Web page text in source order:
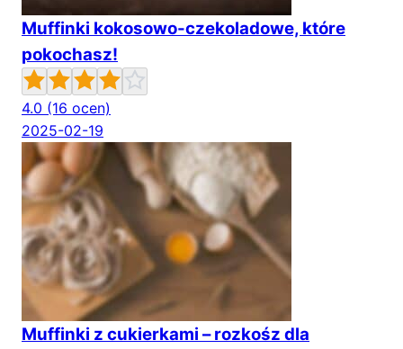
Muffinki kokosowo-czekoladowe, które
pokochasz!
4.0 (16 ocen)
2025-02-19
Muffinki z cukierkami – rozkośz dla